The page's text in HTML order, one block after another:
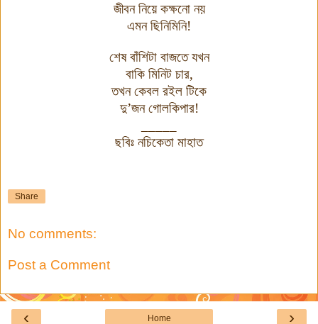
জীবন নিয়ে কক্ষনো নয়
এমন ছিনিমিনি!
শেষ বাঁশিটা বাজতে যখন
বাকি মিনিট চার,
তখন কেবল রইল টিকে
দু’জন গোলকিপার!
ছবিঃ নচিকেতা মাহাত
Share
No comments:
Post a Comment
‹ ›
Home